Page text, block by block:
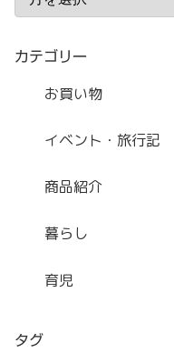
カテゴリー
お買い物
イベント・旅行記
商品紹介
暮らし
育児
タグ